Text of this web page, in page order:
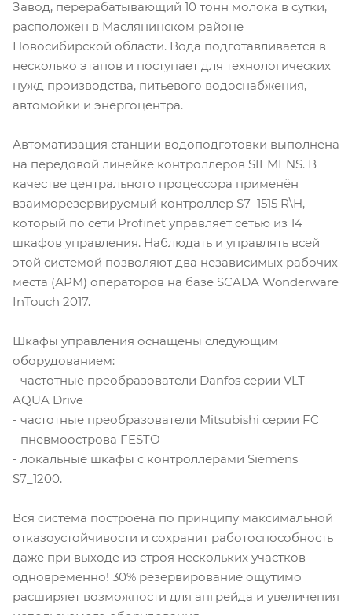
Завод, перерабатывающий 10 тонн молока в сутки,
расположен в Маслянинском районе
Новосибирской области. Вода подготавливается в
несколько этапов и поступает для технологических
нужд производства, питьевого водоснабжения,
автомойки и энергоцентра.
Автоматизация станции водоподготовки выполнена
на передовой линейке контроллеров SIEMENS. В
качестве центрального процессора применён
взаиморезервируемый контроллер S7_1515 R\H,
который по сети Profinet управляет сетью из 14
шкафов управления. Наблюдать и управлять всей
этой системой позволяют два независимых рабочих
места (АРМ) операторов на базе SCADA Wonderware
InTouch 2017.
Шкафы управления оснащены следующим
оборудованием:
- частотные преобразователи Danfos серии VLT
AQUA Drive
- частотные преобразователи Mitsubishi серии FC
- пневмоострова FESTO
- локальные шкафы с контроллерами Siemens
S7_1200.
Вся система построена по принципу максимальной
отказоустойчивости и сохранит работоспособность
даже при выходе из строя нескольких участков
одновременно! 30% резервирование ощутимо
расширяет возможности для апгрейда и увеличения